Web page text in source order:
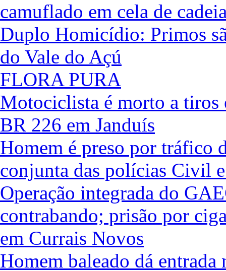
camuflado em cela de
Duplo Homicídio: Primos
do Vale do Açú
FLORA PURA
Motociclista é morto a tiros
BR 226 em Janduís
Homem é preso por tráfico
conjunta das polícias Civil
Operação integrada do
contrabando; prisão por
em Currais Novos
Homem baleado dá